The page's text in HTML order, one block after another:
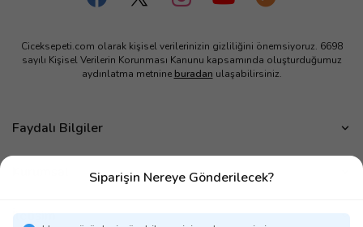
Siparişin Nereye Gönderilecek?
Ciceksepeti.com olarak kişisel verilerinizin gizliliğini önemsiyoruz. 6698
sayılı Kişisel Verilerin Korunması Kanunu kapsamında oluşturduğumuz
aydınlatma metnine buradan ulaşabilirsiniz.
Faydalı Bilgiler
Çiçek Bakımı
Çiçek Eşliğinde Notlar